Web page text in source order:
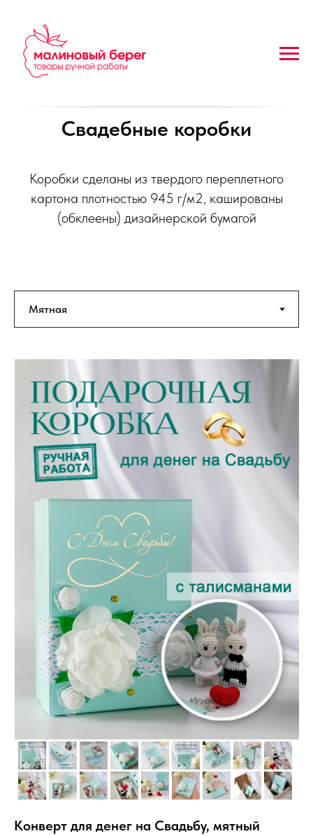
Свадебные коробки
Коробки сделаны из твердого переплетного
картона плотностью 945 г/м2, кашированы
(обклеены) дизайнерской бумагой
Конверт для денег на Свадьбу, мятный